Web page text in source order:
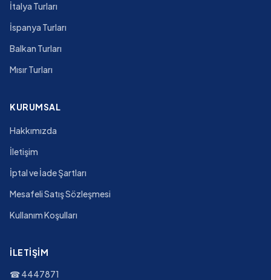
İtalya Turları
İspanya Turları
Balkan Turları
Mısır Turları
KURUMSAL
Hakkımızda
İletişim
İptal ve İade Şartları
Mesafeli Satış Sözleşmesi
Kullanım Koşulları
İLETIŞIM
☎4447871